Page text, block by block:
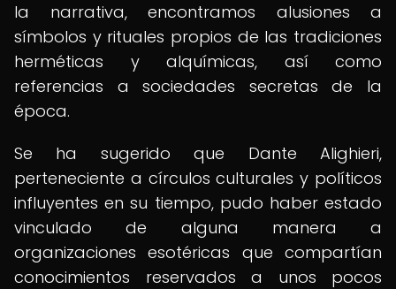
la narrativa, encontramos alusiones a
símbolos y rituales propios de las tradiciones
herméticas y alquímicas, así como
referencias a sociedades secretas de la
época.
Se ha sugerido que Dante Alighieri,
perteneciente a círculos culturales y políticos
influyentes en su tiempo, pudo haber estado
vinculado de alguna manera a
organizaciones esotéricas que compartían
conocimientos reservados a unos pocos